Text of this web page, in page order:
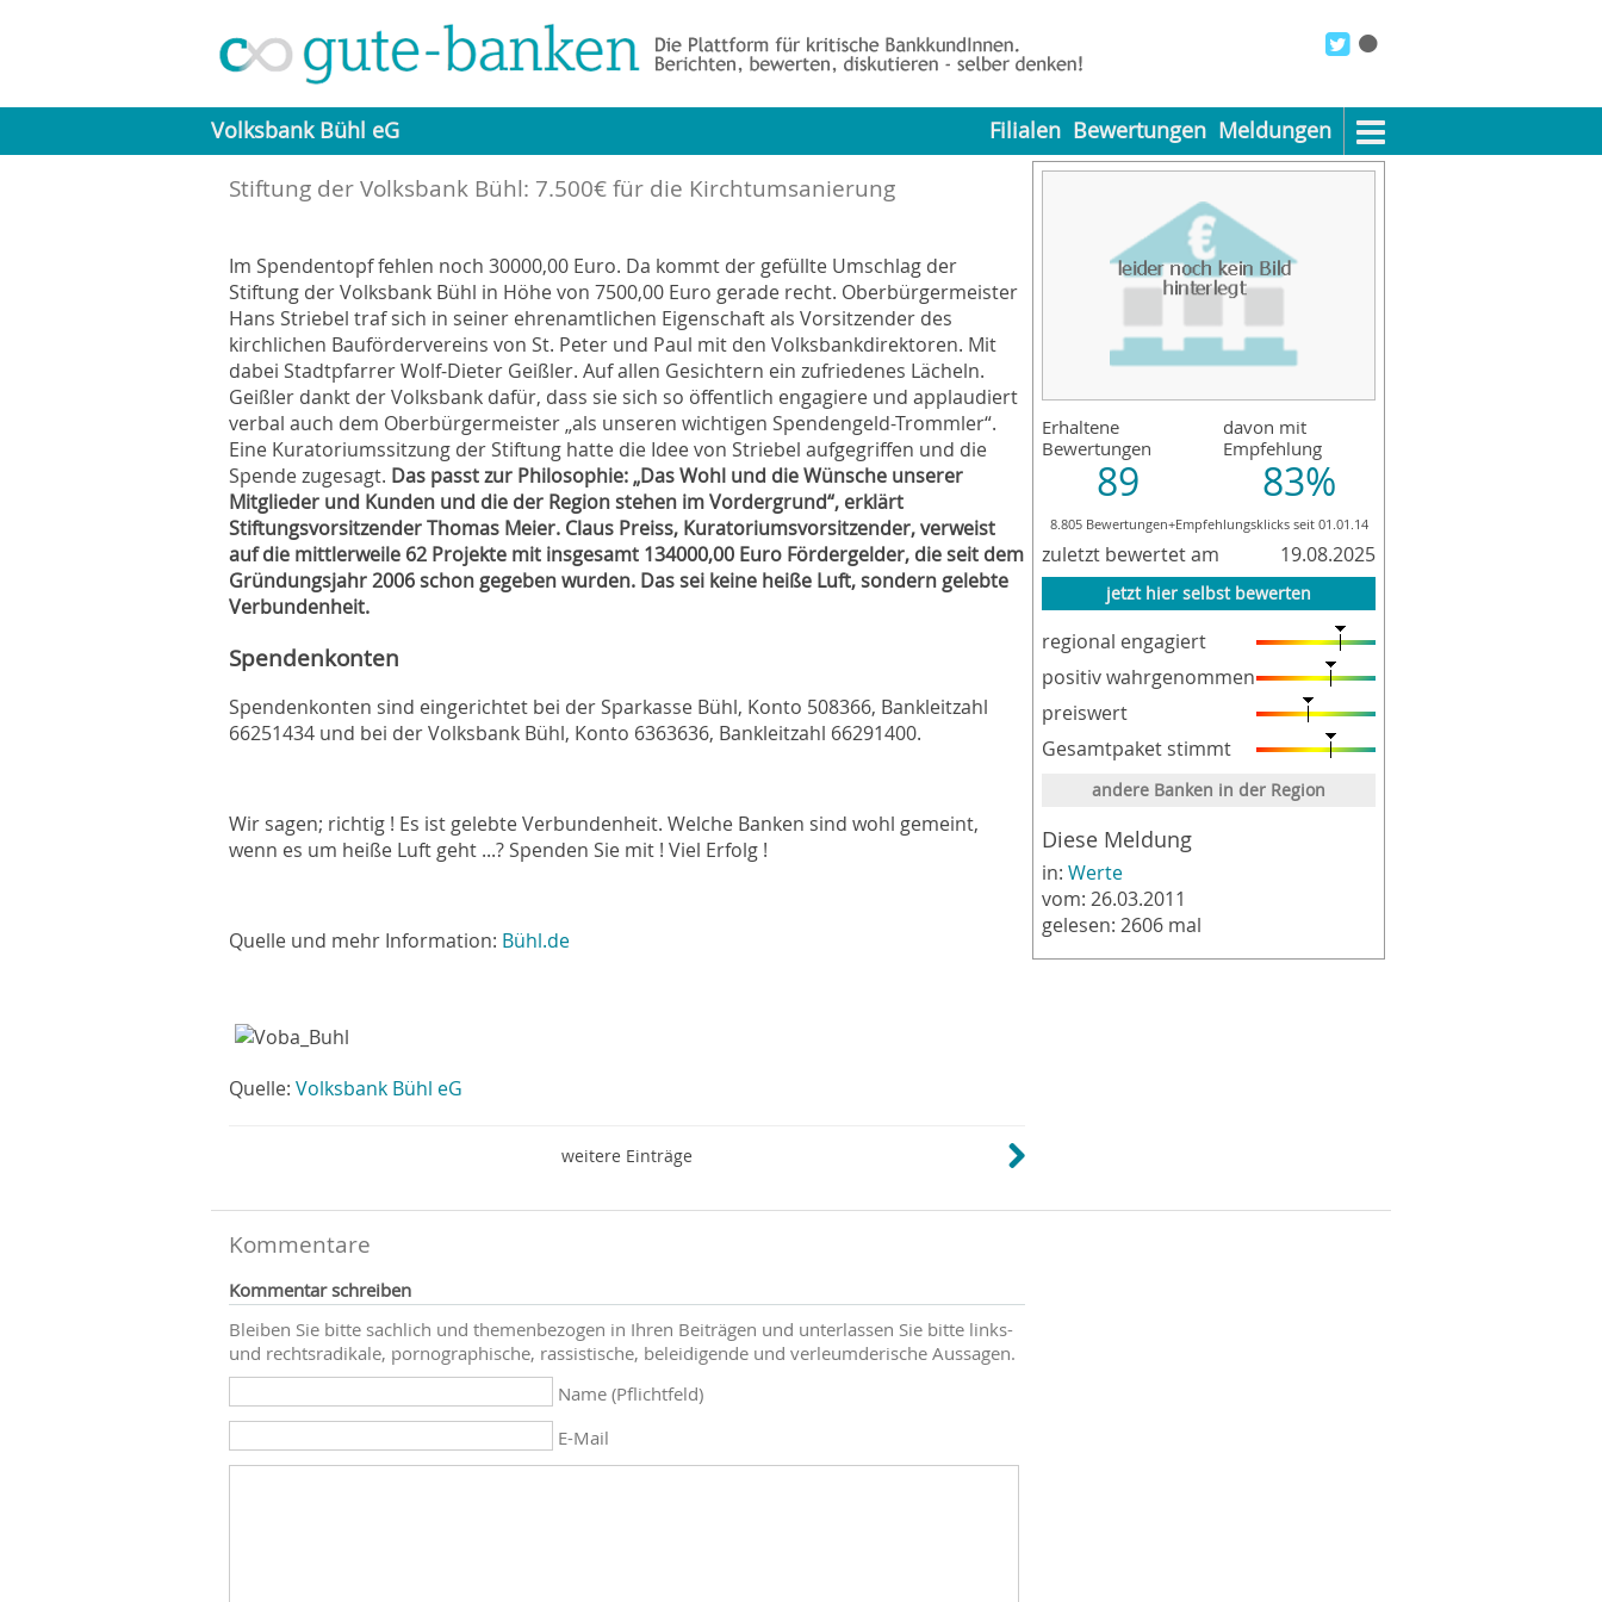
Volksbank Bühl eG Filialen Bewertungen Meldungen
Erhaltene
Bewertungen
89
davon mit
Empfehlung
83%
8.805 Bewertungen+Empfehlungsklicks seit 01.01.14
zuletzt bewertet am 19.08.2025
jetzt hier selbst bewerten
regional engagiert
positiv wahrgenommen
preiswert
Gesamtpaket stimmt
andere Banken in der Region
Diese Meldung
in: Werte
vom: 26.03.2011
gelesen: 2606 mal
Stiftung der Volksbank Bühl: 7.500€ für die Kirchtumsanierung
Im Spendentopf fehlen noch 30000,00 Euro. Da kommt der gefüllte Umschlag der
Stiftung der Volksbank Bühl in Höhe von 7500,00 Euro gerade recht. Oberbürgermeister
Hans Striebel traf sich in seiner ehrenamtlichen Eigenschaft als Vorsitzender des
kirchlichen Baufördervereins von St. Peter und Paul mit den Volksbankdirektoren. Mit
dabei Stadtpfarrer Wolf-Dieter Geißler. Auf allen Gesichtern ein zufriedenes Lächeln.
Geißler dankt der Volksbank dafür, dass sie sich so öffentlich engagiere und applaudiert
verbal auch dem Oberbürgermeister „als unseren wichtigen Spendengeld-Trommler“.
Eine Kuratoriumssitzung der Stiftung hatte die Idee von Striebel aufgegriffen und die
Spende zugesagt. Das passt zur Philosophie: „Das Wohl und die Wünsche unserer
Mitglieder und Kunden und die der Region stehen im Vordergrund“, erklärt
Stiftungsvorsitzender Thomas Meier. Claus Preiss, Kuratoriumsvorsitzender, verweist
auf die mittlerweile 62 Projekte mit insgesamt 134000,00 Euro Fördergelder, die seit dem
Gründungsjahr 2006 schon gegeben wurden. Das sei keine heiße Luft, sondern gelebte
Verbundenheit.
Spendenkonten
Spendenkonten sind eingerichtet bei der Sparkasse Bühl, Konto 508366, Bankleitzahl
66251434 und bei der Volksbank Bühl, Konto 6363636, Bankleitzahl 66291400.
Wir sagen; richtig ! Es ist gelebte Verbundenheit. Welche Banken sind wohl gemeint,
wenn es um heiße Luft geht ...? Spenden Sie mit ! Viel Erfolg !
Quelle und mehr Information: Bühl.de
Quelle: Volksbank Bühl eG
weitere Einträge
Kommentare
Kommentar schreiben
Bleiben Sie bitte sachlich und themenbezogen in Ihren Beiträgen und unterlassen Sie bitte links-
und rechtsradikale, pornographische, rassistische, beleidigende und verleumderische Aussagen.
Name (Pflichtfeld)
E-Mail